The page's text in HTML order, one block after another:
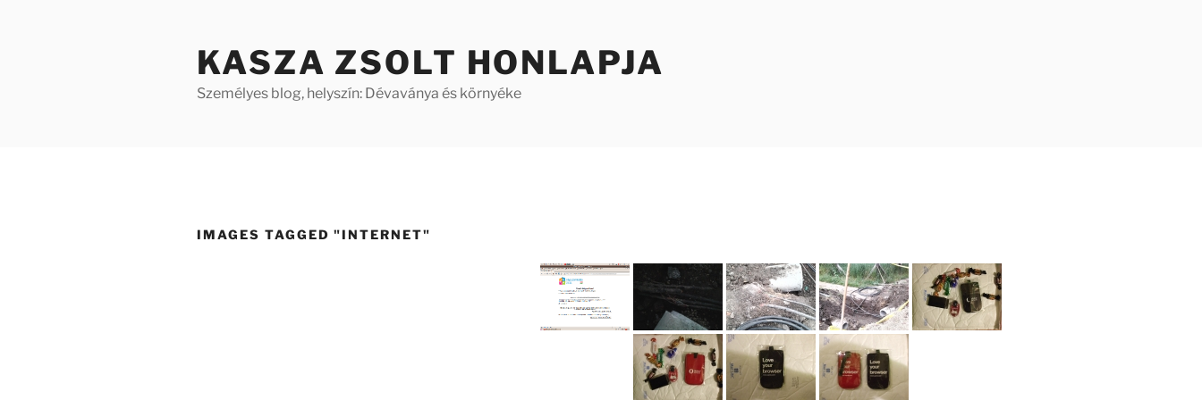
KASZA ZSOLT HONLAPJA
Személyes blog, helyszín: Dévaványa és környéke
IMAGES TAGGED "INTERNET"